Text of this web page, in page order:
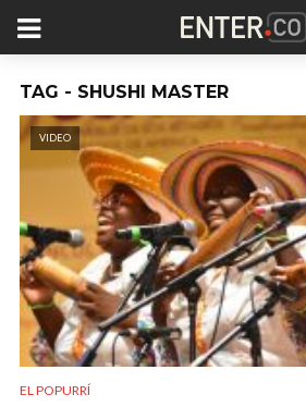
TAG - SHUSHI MASTER
VIDEO
EL POPURRÍ